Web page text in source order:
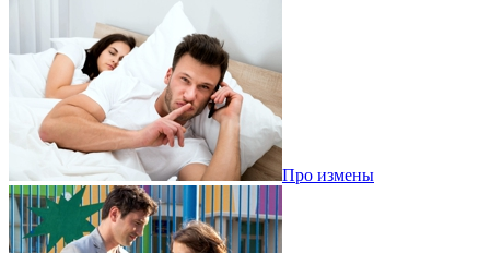
Про измены